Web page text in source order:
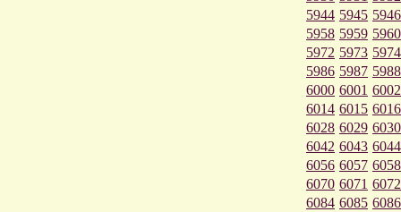
5944 5945 5946
5958 5959 5960
5972 5973 5974
5986 5987 5988
6000 6001 6002
6014 6015 6016
6028 6029 6030
6042 6043 6044
6056 6057 6058
6070 6071 6072
6084 6085 6086